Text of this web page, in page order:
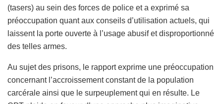
(tasers) au sein des forces de police et a exprimé sa
préoccupation quant aux conseils d’utilisation actuels, qui
laissent la porte ouverte à l’usage abusif et disproportionné
des telles armes.
Au sujet des prisons, le rapport exprime une préoccupation
concernant l’accroissement constant de la population
carcérale ainsi que le surpeuplement qui en résulte. Le